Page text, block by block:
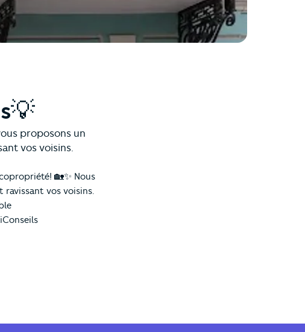
proposons un
vos voisins.
🏡✨ Nous
vos voisins.